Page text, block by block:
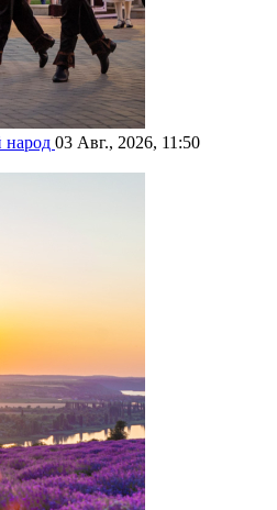
народ 03 Авг., 2026, 11:50